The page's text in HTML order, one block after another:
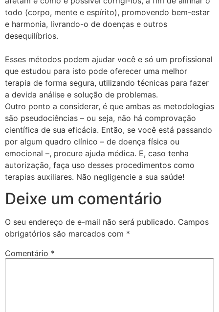
todo (corpo, mente e espírito), promovendo bem-estar
e harmonia, livrando-o de doenças e outros
desequilíbrios.
Esses métodos podem ajudar você e só um profissional
que estudou para isto pode oferecer uma melhor
terapia de forma segura, utilizando técnicas para fazer
a devida análise e solução de problemas.
Outro ponto a considerar, é que ambas as metodologias
são pseudociências – ou seja, não há comprovação
científica de sua eficácia. Então, se você está passando
por algum quadro clínico – de doença física ou
emocional –, procure ajuda médica. E, caso tenha
autorização, faça uso desses procedimentos como
terapias auxiliares. Não negligencie a sua saúde!
Deixe um comentário
O seu endereço de e-mail não será publicado. Campos
obrigatórios são marcados com *
Comentário *